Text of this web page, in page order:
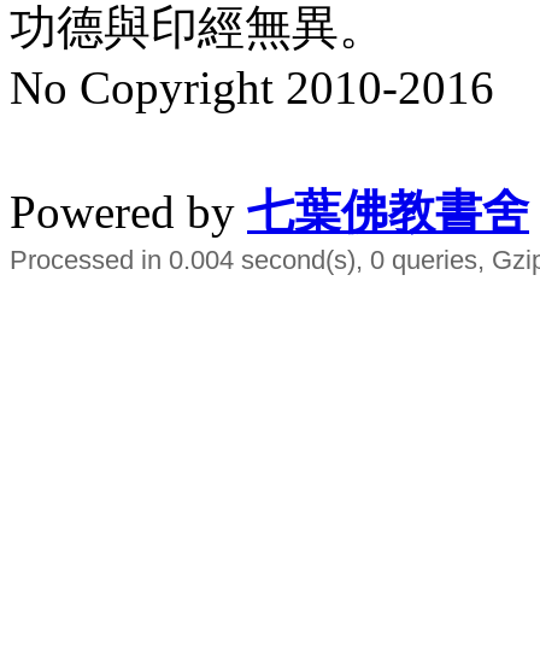
功德與印經無異。
No Copyright 2010-2016
Powered by 七葉佛教書舍
Processed in 0.004 second(s), 0 queries,